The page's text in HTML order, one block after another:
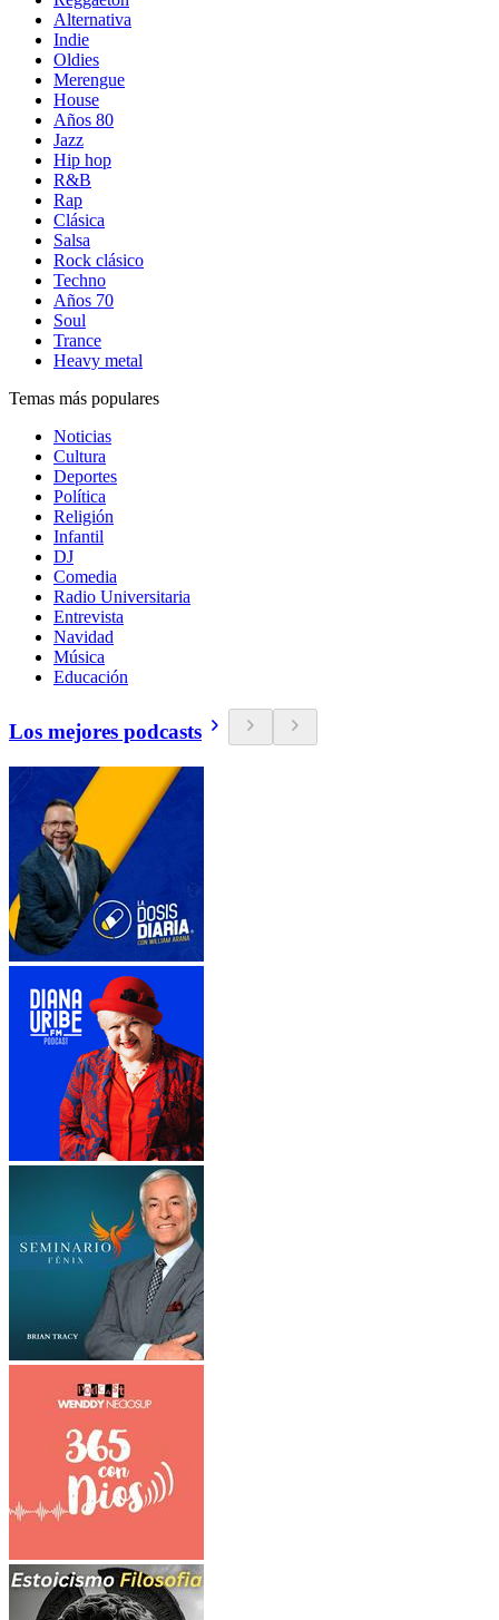
Alternativa
Indie
Oldies
Merengue
House
Años 80
Jazz
Hip hop
R&B
Rap
Clásica
Salsa
Rock clásico
Techno
Años 70
Soul
Trance
Heavy metal
Temas más populares
Noticias
Cultura
Deportes
Política
Religión
Infantil
DJ
Comedia
Radio Universitaria
Entrevista
Navidad
Música
Educación
Los mejores podcasts